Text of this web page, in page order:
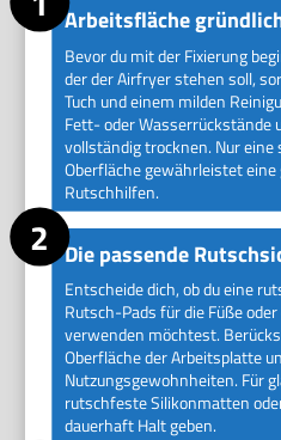
Arbeitsfläche
Bevor du mit der Fixierung
der der Airfryer stehen soll,
Tuch und einem milden
Fett- oder Wasserrückstände
vollständig trocknen. Nur eine
Oberfläche gewährleistet
Rutschhilfen.
Die passende
Entscheide dich, ob du eine
Rutsch-Pads für die Füße
verwenden möchtest.
Oberfläche der Arbeitsplatte
Nutzungsgewohnheiten. Für
rutschfeste Silikonmatten
dauerhaft Halt geben.